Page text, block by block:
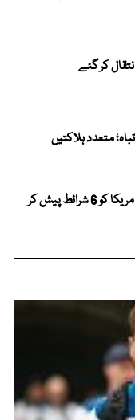
کر گئے
آبنائے ہرمز کھولنے کیلئے ایران نے امریکا کو 6 شرائط پیش کر